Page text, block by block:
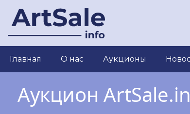
основному
Main
navigation
Главная О нас Аукционы
Аукцион